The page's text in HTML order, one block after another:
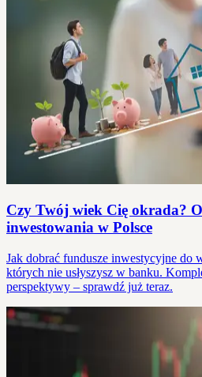
Czy Twój wiek Cię okrada?
inwestowania w Polsce
Jak dobrać fundusze inwestycyjne do
których nie usłyszysz w banku.
perspektywy – sprawdź już teraz.